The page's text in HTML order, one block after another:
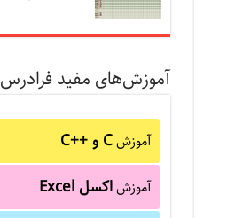
آموزش‌های مفید فرادرس
آموزشC و C++‎
آموزشاکسل Excel